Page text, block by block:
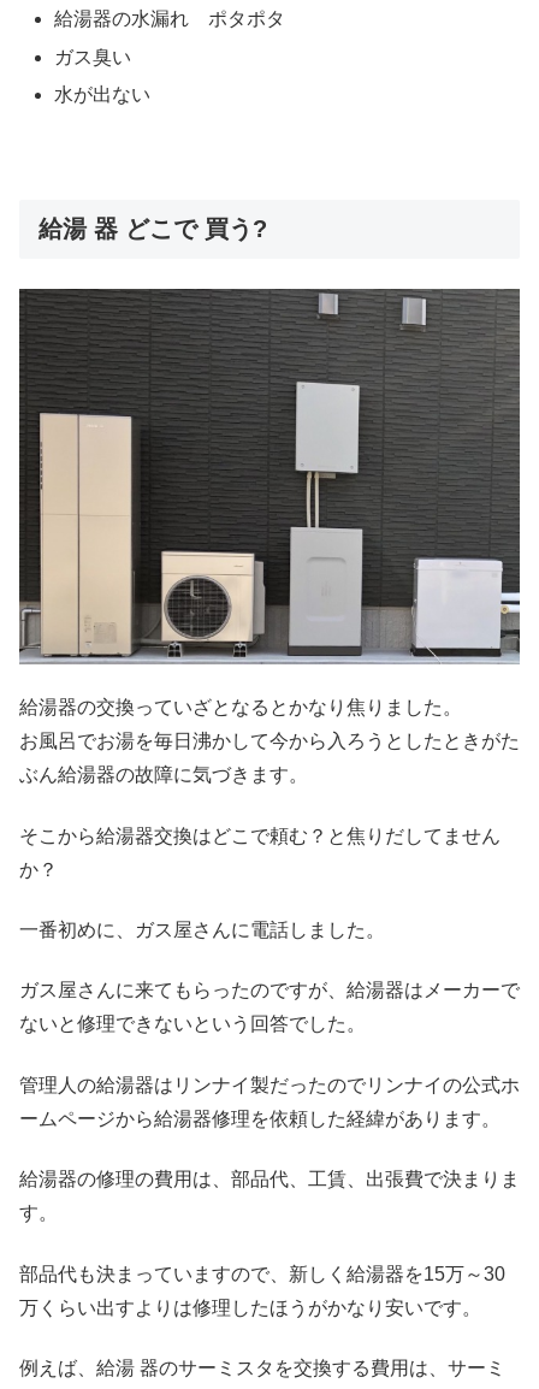
給湯器の水漏れ ポタポタ
ガス臭い
水が出ない
給湯 器 どこで 買う?
給湯器の交換っていざとなるとかなり焦りました。
お風呂でお湯を毎日沸かして今から入ろうとしたときがた
ぶん給湯器の故障に気づきます。
そこから給湯器交換はどこで頼む？と焦りだしてません
か？
一番初めに、ガス屋さんに電話しました。
ガス屋さんに来てもらったのですが、給湯器はメーカーで
ないと修理できないという回答でした。
管理人の給湯器はリンナイ製だったのでリンナイの公式ホ
ームページから給湯器修理を依頼した経緯があります。
給湯器の修理の費用は、部品代、工賃、出張費で決まりま
す。
部品代も決まっていますので、新しく給湯器を15万～30
万くらい出すよりは修理したほうがかなり安いです。
例えば、給湯 器のサーミスタを交換する費用は、サーミ